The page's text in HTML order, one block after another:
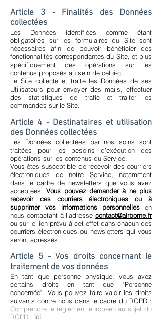
Article 3 - Finalités des Données
collectées
Les Données identifiées comme étant
obligatoires sur les formulaires du Site sont
nécessaires afin de pouvoir bénéficier des
fonctionnalités correspondantes du Site, et plus
spécifiquement des opérations sur les
contenus proposés au sein de celui-ci.
Le Site collecte et traite les Données de ses
Utilisateurs pour envoyer des mails, effectuer
des statistiques de trafic et traiter les
commandes sur le Site.
Article 4 - Destinataires et utilisation
des Données collectées
Les Données collectées par nos soins sont
traitées pour les besoins d’exécution des
opérations sur les contenus du Service.
Vous êtes susceptible de recevoir des courriers
électroniques de notre Service, notamment
dans le cadre de newsletters que vous avez
acceptées.Vous pouvez demander à ne plus
recevoir ces courriers électroniques ou à
supprimer vos informations personnellesen
nous contactant à l'adresse contact@airborne.fr
ou sur le lien prévu à cet effet dans chacun des
courriers électroniques ou newsletters qui vous
seront adressés.
Article 5 - Vos droits concernant le
traitement de vos données
En tant que personne physique, vous avez
certains droits en tant que "Personne
concernée". Vous pouvez faire valoir les droits
suivants contre nous dans le cadre du RGPD :
Comprendre le règlement européen au sujet du
RGPD : ici